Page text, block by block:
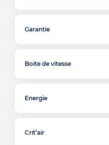
Garantie
Boite de vitesse
Energie
Crit’air